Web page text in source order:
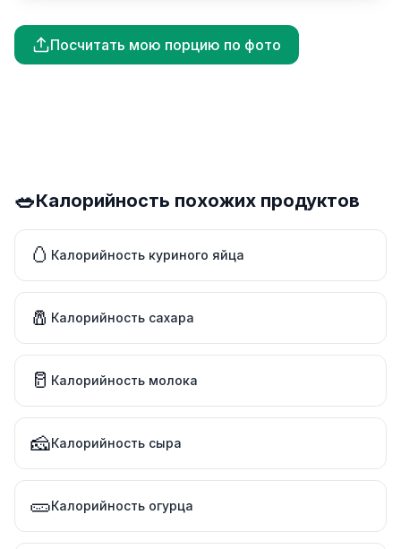
Посчитать мою порцию по фото
🥗Калорийность похожих продуктов
🥚 Калорийность куриного яйца
🧂 Калорийность сахара
🥛 Калорийность молока
🧀Калорийность сыра
🥒Калорийность огурца